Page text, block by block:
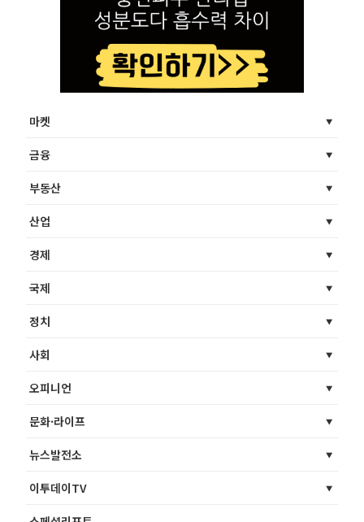
마켓
금융
부동산
산업
경제
국제
정치
사회
오피니언
문화·라이프
뉴스발전소
이투데이TV